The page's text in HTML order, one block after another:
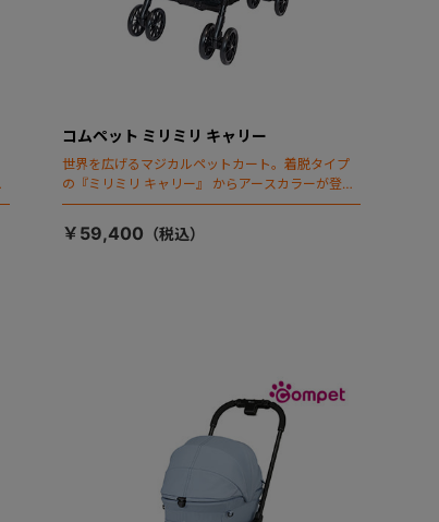
コムペット ミリミリ キャリー
世界を広げるマジカルペットカート。着脱タイプ
の『ミリミリ キャリー』 からアースカラーが登
場！
￥59,400